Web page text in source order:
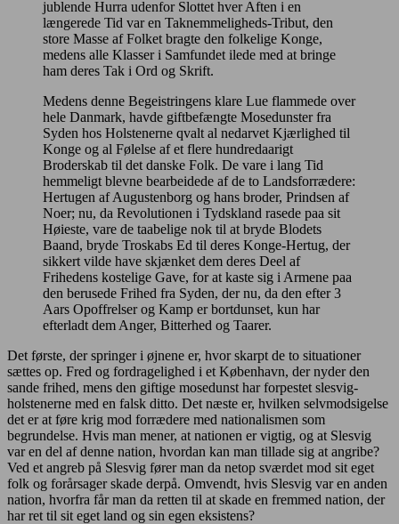
jublende Hurra udenfor Slottet hver Aften i en
længerede Tid var en Taknemmeligheds-Tribut, den
store Masse af Folket bragte den folkelige Konge,
medens alle Klasser i Samfundet ilede med at bringe
ham deres Tak i Ord og Skrift.
Medens denne Begeistringens klare Lue flammede over
hele Danmark, havde giftbefængte Mosedunster fra
Syden hos Holstenerne qvalt al nedarvet Kjærlighed til
Konge og al Følelse af et flere hundredaarigt
Broderskab til det danske Folk. De vare i lang Tid
hemmeligt blevne bearbeidede af de to Landsforrædere:
Hertugen af Augustenborg og hans broder, Prindsen af
Noer; nu, da Revolutionen i Tydskland rasede paa sit
Høieste, vare de taabelige nok til at bryde Blodets
Baand, bryde Troskabs Ed til deres Konge-Hertug, der
sikkert vilde have skjænket dem deres Deel af
Frihedens kostelige Gave, for at kaste sig i Armene paa
den berusede Frihed fra Syden, der nu, da den efter 3
Aars Opoffrelser og Kamp er bortdunset, kun har
efterladt dem Anger, Bitterhed og Taarer.
Det første, der springer i øjnene er, hvor skarpt de to situationer
sættes op. Fred og fordragelighed i et København, der nyder den
sande frihed, mens den giftige mosedunst har forpestet slesvig-
holstenerne med en falsk ditto. Det næste er, hvilken selvmodsigelse
det er at føre krig mod forrædere med nationalismen som
begrundelse. Hvis man mener, at nationen er vigtig, og at Slesvig
var en del af denne nation, hvordan kan man tillade sig at angribe?
Ved et angreb på Slesvig fører man da netop sværdet mod sit eget
folk og forårsager skade derpå. Omvendt, hvis Slesvig var en anden
nation, hvorfra får man da retten til at skade en fremmed nation, der
har ret til sit eget land og sin egen eksistens?